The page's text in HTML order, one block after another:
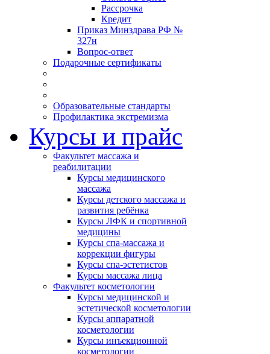
Рассрочка
Кредит
Приказ Минздрава РФ №
327н
Вопрос-ответ
Подарочные сертификаты
Образовательные стандарты
Профилактика экстремизма
Курсы и прайс
Факультет массажа и
реабилитации
Курсы медицинского
массажа
Курсы детского массажа и
развития ребёнка
Курсы ЛФК и спортивной
медицины
Курсы спа-массажа и
коррекции фигуры
Курсы спа-эстетистов
Курсы массажа лица
Факультет косметологии
Курсы медицинской и
эстетической косметологии
Курсы аппаратной
косметологии
Курсы инъекционной
косметологии